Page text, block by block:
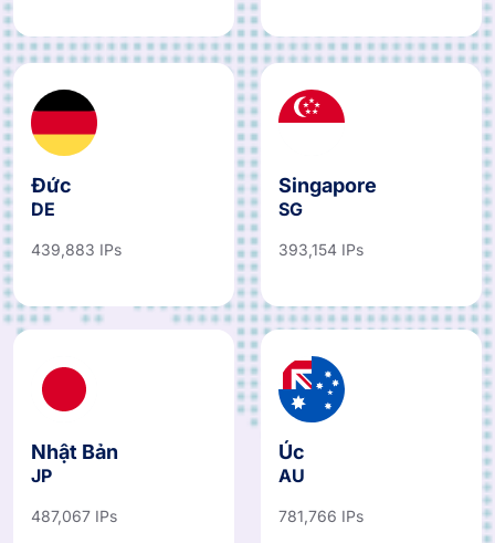
Đức
DE
439,883 IPs
Singapore
SG
393,154 IPs
Nhật Bản
JP
487,067 IPs
Úc
AU
781,766 IPs